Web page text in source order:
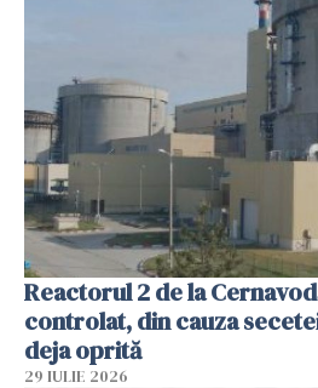
Reactorul 2 de la
controlat, din cauza
deja oprită
29 IULIE 2026